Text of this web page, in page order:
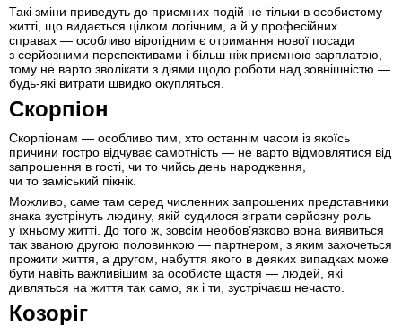
Такі зміни приведуть до приємних подій не тільки в особистому
житті, що видається цілком логічним, а й у професійних
справах — особливо вірогідним є отримання нової посади
з серйозними перспективами і більш ніж приємною зарплатою,
тому не варто зволікати з діями щодо роботи над зовнішністю —
будь-які витрати швидко окупляться.
Скорпіон
Скорпіонам — особливо тим, хто останнім часом із якоїсь
причини гостро відчуває самотність — не варто відмовлятися від
запрошення в гості, чи то чийсь день народження,
чи то заміський пікнік.
Можливо, саме там серед численних запрошених представники
знака зустрінуть людину, якій судилося зіграти серйозну роль
у їхньому житті. До того ж, зовсім необов’язково вона виявиться
так званою другою половинкою — партнером, з яким захочеться
прожити життя, а другом, набуття якого в деяких випадках може
бути навіть важливішим за особисте щастя — людей, які
дивляться на життя так само, як і ти, зустрічаєш нечасто.
Козоріг